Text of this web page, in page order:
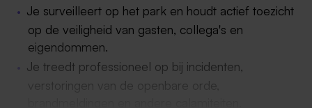
Je surveilleert op het park en houdt actief toezicht
op de veiligheid van gasten, collega's en
eigendommen.
Je treedt professioneel op bij incidenten,
verstoringen van de openbare orde,